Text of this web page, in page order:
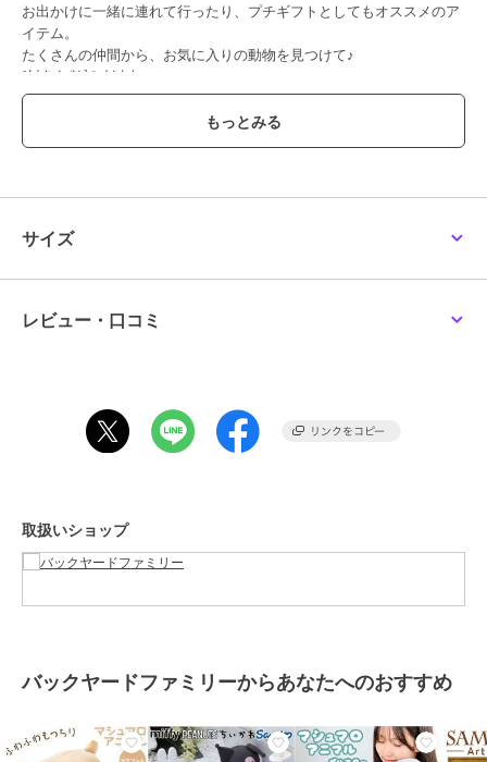
お出かけに一緒に連れて行ったり、プチギフトとしてもオススメのア
イテム。
たくさんの仲間から、お気に入りの動物を見つけて♪
[対象年齢]6才以上
染色の性質上、多少色落ちする場合がございます。他のものと分けて
お洗濯後は速やかに形を整えて直射日光を避けて陰干ししてくださ
発生致します。
洗濯機・タンブラー乾燥機のご使用は商品を傷つける場合がございま
強い力を加えると破損する場合があります。
貨 ／
230-71.エイ、58205-23.ウーパー、
88302-51.カメ、カニ、ダンゴウ
オ、カエル、ペンギン、98206-26.
サイズ
レビュー・口コミ
取扱いショップ
バックヤードファミリーからあなたへのおすすめ